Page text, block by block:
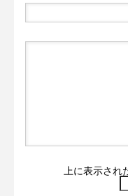
上に表示され